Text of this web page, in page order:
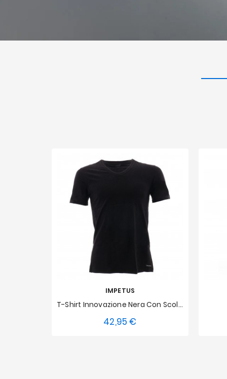
IMPETUS
T-Shirt Innovazione Nera Con Scollo A V, Regolatore Di Temperatura
42,95 €
L XL